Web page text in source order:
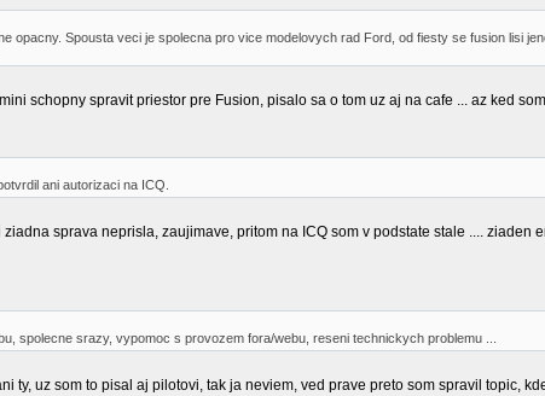
opacny. Spousta veci je spolecna pro vice modelovych rad Ford, od fiesty se fusion lisi
schopny spravit priestor pre Fusion, pisalo sa o tom uz aj na cafe ... az ked
ani autorizaci na ICQ.
sprava neprisla, zaujimave, pritom na ICQ som v podstate stale .... ziaden
spolecne srazy, vypomoc s provozem fora/webu, reseni technickych problemu ...
ty, uz som to pisal aj pilotovi, tak ja neviem, ved prave preto som spravil topic,